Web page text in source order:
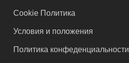
Cookie Политика
Условия и положения
Политика конфеденциальности